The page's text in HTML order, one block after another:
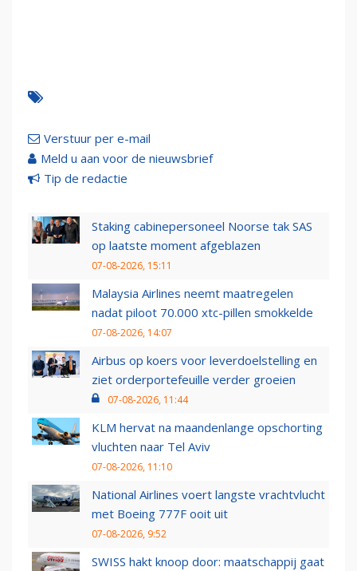
Verstuur per e-mail
Meld u aan voor de nieuwsbrief
Tip de redactie
Staking cabinepersoneel Noorse tak SAS
op laatste moment afgeblazen
07-08-2026, 15:11
Malaysia Airlines neemt maatregelen
nadat piloot 70.000 xtc-pillen smokkelde
07-08-2026, 14:07
Airbus op koers voor leverdoelstelling en
ziet orderportefeuille verder groeien
07-08-2026, 11:44
KLM hervat na maandenlange opschorting
vluchten naar Tel Aviv
07-08-2026, 11:10
National Airlines voert langste vrachtvlucht
met Boeing 777F ooit uit
07-08-2026, 9:52
SWISS hakt knoop door: maatschappij gaat